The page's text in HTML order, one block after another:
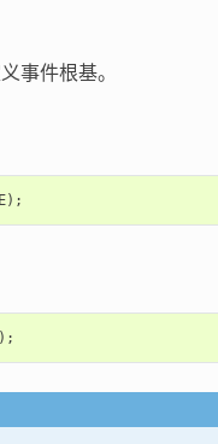
事件根基。
);